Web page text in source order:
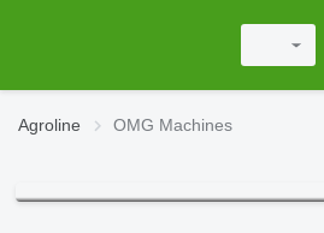
Agroline OMG Machines